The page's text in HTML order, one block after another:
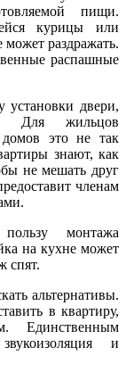
пищи.
курицы или
раздражать.
распашные
установки двери,
Для жильцов
это не так
знают, как
не мешать друг
членам
монтажа
на кухне может
спят.
альтернативы.
в квартиру,
Единственным
и